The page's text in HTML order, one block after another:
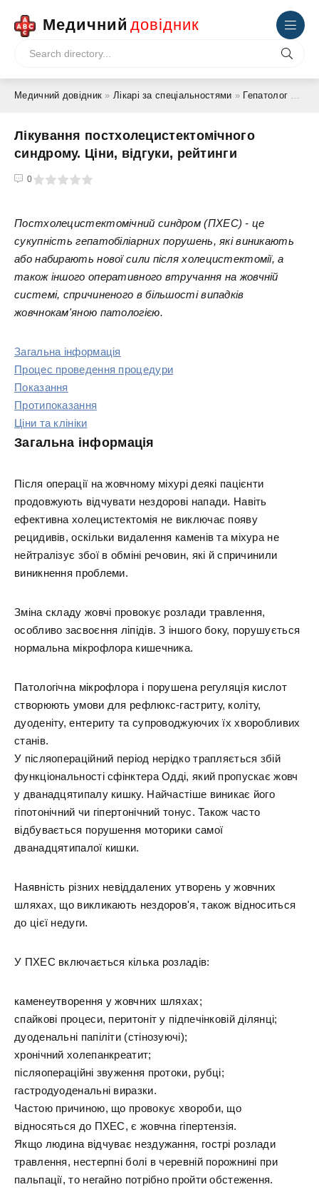
Медичний довідник
Медичний довідник »Лікарі за спеціальностями » Гепатолог
Лікування постхолецистектомічного
синдрому. Ціни, відгуки, рейтинги
0
5
Постхолецистектомічний синдром (ПХЕС) - це
сукупність гепатобіліарних порушень, які виникають
або набирають нової сили після холецистектомії, а
також іншого оперативного втручання на жовчній
системі, спричиненого в більшості випадків
жовчнокам'яною патологією.
Загальна інформація
Процес проведення процедури
Показання
Протипоказання
Ціни та клініки
Загальна інформація
Після операції на жовчному міхурі деякі пацієнти
продовжують відчувати нездорові напади. Навіть
ефективна холецистектомія не виключає появу
рецидивів, оскільки видалення каменів та міхура не
нейтралізує збої в обміні речовин, які й спричинили
виникнення проблеми.
Зміна складу жовчі провокує розлади травлення,
особливо засвоєння ліпідів. З іншого боку, порушується
нормальна мікрофлора кишечника.
Патологічна мікрофлора і порушена регуляція кислот
створюють умови для рефлюкс-гастриту, коліту,
дуоденіту, ентериту та супроводжуючих їх хворобливих
станів.
У післяопераційний період нерідко трапляється збій
функціональності сфінктера Одді, який пропускає жовч
у дванадцятипалу кишку. Найчастіше виникає його
гіпотонічний чи гіпертонічний тонус. Також часто
відбувається порушення моторики самої
дванадцятипалої кишки.
Наявність різних невіддалених утворень у жовчних
шляхах, що викликають нездоров'я, також відноситься
до цієї недуги.
У ПХЕС включається кілька розладів:
каменеутворення у жовчних шляхах;
спайкові процеси, перитоніт у підпечінковій ділянці;
дуоденальні папіліти (стінозуючі);
хронічний холепанкреатит;
післяопераційні звуження протоки, рубці;
гастродуоденальні виразки.
Частою причиною, що провокує хвороби, що
відносяться до ПХЕС, є жовчна гіпертензія.
Якщо людина відчуває нездужання, гострі розлади
травлення, нестерпні болі в черевній порожнині при
пальпації, то негайно потрібно пройти обстеження.